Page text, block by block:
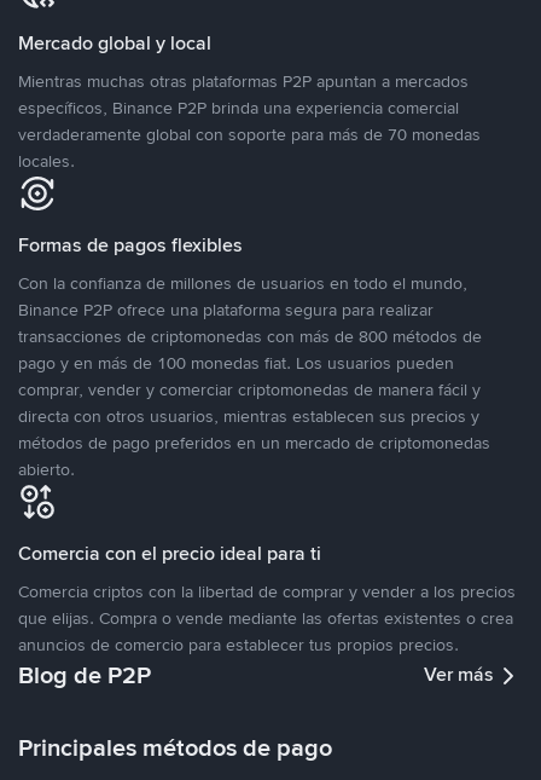
Mercado global y local
Mientras muchas otras plataformas P2P apuntan a mercados
específicos, Binance P2P brinda una experiencia comercial
verdaderamente global con soporte para más de 70 monedas
locales.
Formas de pagos flexibles
Con la confianza de millones de usuarios en todo el mundo,
Binance P2P ofrece una plataforma segura para realizar
transacciones de criptomonedas con más de 800 métodos de
pago y en más de 100 monedas fiat. Los usuarios pueden
comprar, vender y comerciar criptomonedas de manera fácil y
directa con otros usuarios, mientras establecen sus precios y
métodos de pago preferidos en un mercado de criptomonedas
abierto.
Comercia con el precio ideal para ti
Comercia criptos con la libertad de comprar y vender a los precios
que elijas. Compra o vende mediante las ofertas existentes o crea
anuncios de comercio para establecer tus propios precios.
Blog de P2P Ver más
Principales métodos de pago